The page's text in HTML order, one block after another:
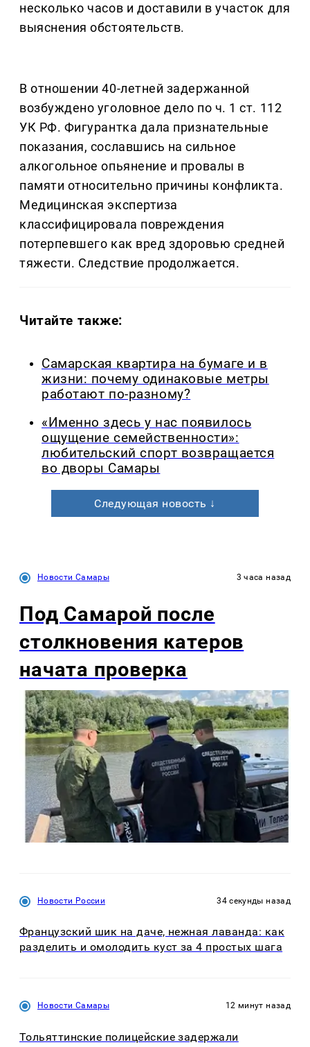
несколько часов и доставили в участок для
выяснения обстоятельств.
В отношении 40-летней задержанной
возбуждено уголовное дело по ч. 1 ст. 112
УК РФ. Фигурантка дала признательные
показания, сославшись на сильное
алкогольное опьянение и провалы в
памяти относительно причины конфликта.
Медицинская экспертиза
классифицировала повреждения
потерпевшего как вред здоровью средней
тяжести. Следствие продолжается.
Читайте также:
Самарская квартира на бумаге и в
жизни: почему одинаковые метры
работают по-разному?
«Именно здесь у нас появилось
ощущение семейственности»:
любительский спорт возвращается
во дворы Самары
Следующая новость ↓
Новости Самары 3 часа назад
Под Самарой после
столкновения катеров
начата проверка
Новости России 34 секунды назад
Французский шик на даче, нежная лаванда: как
разделить и омолодить куст за 4 простых шага
Новости Самары 12 минут назад
Тольяттинские полицейские задержали